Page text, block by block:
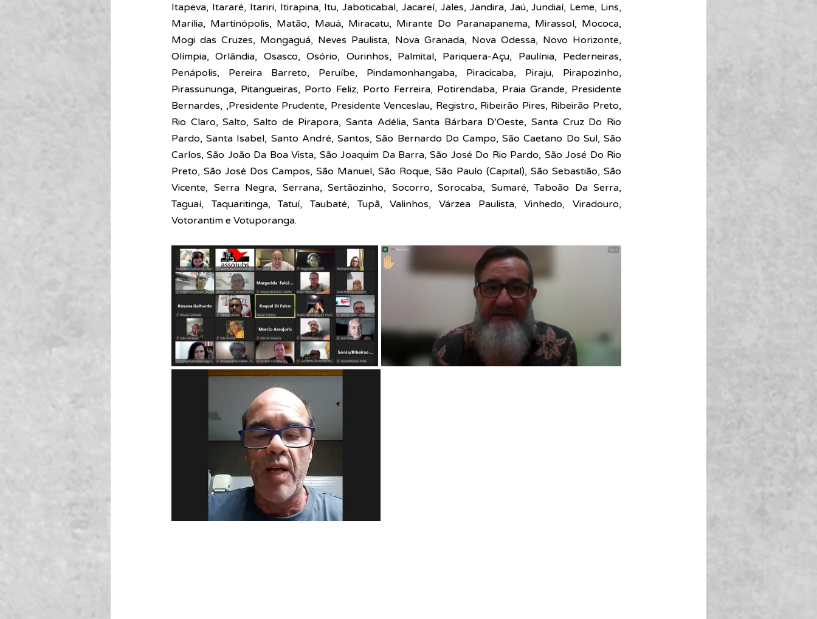
Itapeva, Itararé, Itariri, Itirapina, Itu, Jaboticabal, Jacareí, Jales, Jandira, Jaú, Jundiaí, Leme, Lins,
Marília, Martinópolis, Matão, Mauá, Miracatu, Mirante Do Paranapanema, Mirassol, Mococa,
Mogi das Cruzes, Mongaguá, Neves Paulista, Nova Granada, Nova Odessa, Novo Horizonte,
Olímpia, Orlândia, Osasco, Osório, Ourinhos, Palmital, Pariquera-Açu, Paulínia, Pederneiras,
Penápolis, Pereira Barreto, Peruíbe, Pindamonhangaba, Piracicaba, Piraju, Pirapozinho,
Pirassununga, Pitangueiras, Porto Feliz, Porto Ferreira, Potirendaba, Praia Grande, Presidente
Bernardes, ,Presidente Prudente, Presidente Venceslau, Registro, Ribeirão Pires, Ribeirão Preto,
Rio Claro, Salto, Salto de Pirapora, Santa Adélia, Santa Bárbara D’Oeste, Santa Cruz Do Rio
Pardo, Santa Isabel, Santo André, Santos, São Bernardo Do Campo, São Caetano Do Sul, São
Carlos, São João Da Boa Vista, São Joaquim Da Barra, São José Do Rio Pardo, São José Do Rio
Preto, São José Dos Campos, São Manuel, São Roque, São Paulo (Capital), São Sebastião, São
Vicente, Serra Negra, Serrana, Sertãozinho, Socorro, Sorocaba, Sumaré, Taboão Da Serra,
Taguaí, Taquaritinga, Tatuí, Taubaté, Tupã, Valinhos, Várzea Paulista, Vinhedo, Viradouro,
Votorantim e Votuporanga.